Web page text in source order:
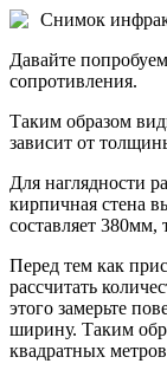
Снимок
Давайте
сопротивления.
Таким образом
зависит от
Для наглядности
кирпичная стена
составляет
Перед тем как
рассчитать
этого замерьте
ширину. Таким
квадратных